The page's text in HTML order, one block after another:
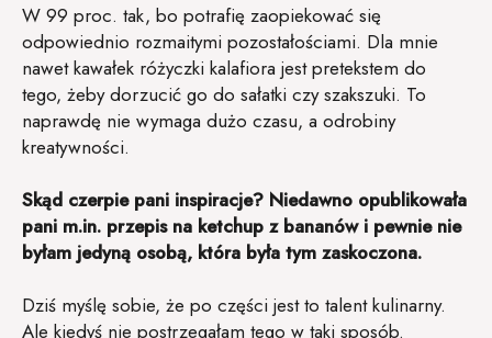
W 99 proc. tak, bo potrafię zaopiekować się
odpowiednio rozmaitymi pozostałościami. Dla mnie
nawet kawałek różyczki kalafiora jest pretekstem do
tego, żeby dorzucić go do sałatki czy szakszuki. To
naprawdę nie wymaga dużo czasu, a odrobiny
kreatywności.
Skąd czerpie pani inspiracje? Niedawno opublikowała
pani m.in. przepis na ketchup z bananów i pewnie nie
byłam jedyną osobą, która była tym zaskoczona.
Dziś myślę sobie, że po części jest to talent kulinarny.
Ale kiedyś nie postrzegałam tego w taki sposób.